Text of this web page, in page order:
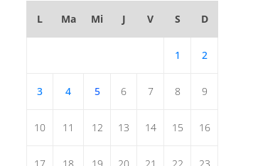
L Ma Mi J V S D
1 2
3 4 5 6 7 8 9
10 11 12 13 14 15 16